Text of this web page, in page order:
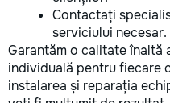
Contactați
serviciului necesar.
Garantăm o calitate înaltă
individuală pentru fiecare
instalarea și reparația